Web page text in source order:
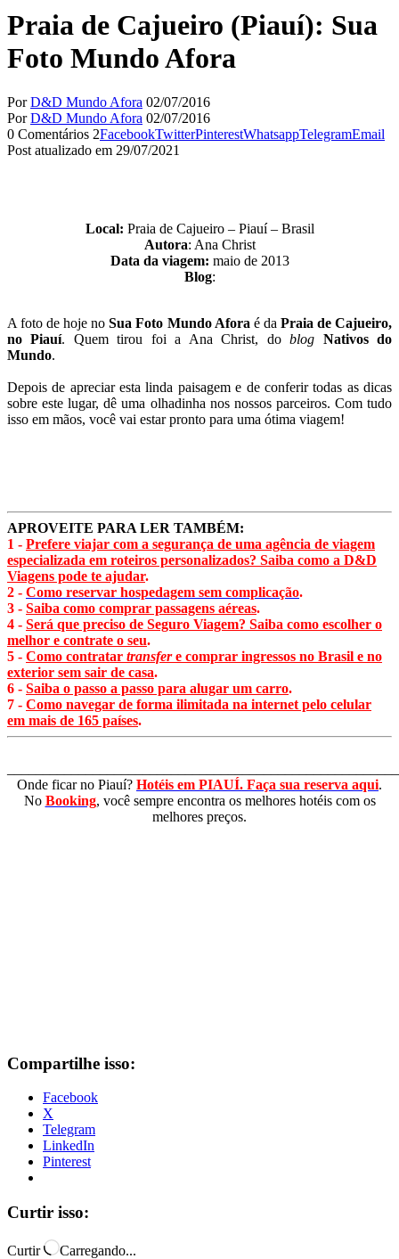
Praia de Cajueiro (Piauí): Sua
Foto Mundo Afora
PorD&D Mundo Afora 02/07/2016
PorD&D Mundo Afora 02/07/2016
0 Comentários 2FacebookTwitterPinterestWhatsappTelegramEmail
Post atualizado em 29/07/2021
Local: Praia de Cajueiro – Piauí – Brasil
Autora: Ana Christ
Data da viagem: maio de 2013
Blog:
A foto de hoje noSua Foto Mundo Afora é da Praia de Cajueiro,
no Piauí. Quem tirou foi a Ana Christ, doblog Nativos do
Mundo.
Depois de apreciar esta linda paisagem e de conferir todas as dicas
sobre este lugar, dê uma olhadinha nos nossos parceiros. Com tudo
isso em mãos, você vai estar pronto para uma ótima viagem!
APROVEITE PARA LER TAMBÉM:
1 - Prefere viajar com a segurança de uma agência de viagem
especializada em roteiros personalizados? Saiba como a D&D
Viagens pode te ajudar.
2 - Como reservar hospedagem sem complicação.
3 - Saiba como comprar passagens aéreas.
4 - Será que preciso de Seguro Viagem? Saiba como escolher o
melhor e contrate o seu.
5 - Como contratar transfere comprar ingressos no Brasil e no
exterior sem sair de casa.
6 - Saiba o passo a passo para alugar um carro.
7 - Como navegar de forma ilimitada na internet pelo celular
em mais de 165 países.
Onde ficar no Piauí? Hotéis em PIAUÍ. Faça sua reserva aqui.
No Booking, você sempre encontra os melhores hotéis com os
melhores preços.
Compartilhe isso:
Facebook
X
Telegram
LinkedIn
Pinterest
Curtir isso:
Curtir Carregando...